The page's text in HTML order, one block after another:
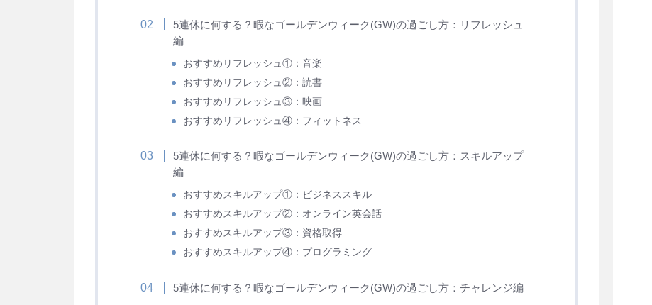
5連休に何する？暇なゴールデンウィーク(GW)の過ごし方：リフレッシュ
編
おすすめリフレッシュ①：音楽
おすすめリフレッシュ②：読書
おすすめリフレッシュ③：映画
おすすめリフレッシュ④：フィットネス
5連休に何する？暇なゴールデンウィーク(GW)の過ごし方：スキルアップ
編
おすすめスキルアップ①：ビジネススキル
おすすめスキルアップ②：オンライン英会話
おすすめスキルアップ③：資格取得
おすすめスキルアップ④：プログラミング
5連休に何する？暇なゴールデンウィーク(GW)の過ごし方：チャレンジ編